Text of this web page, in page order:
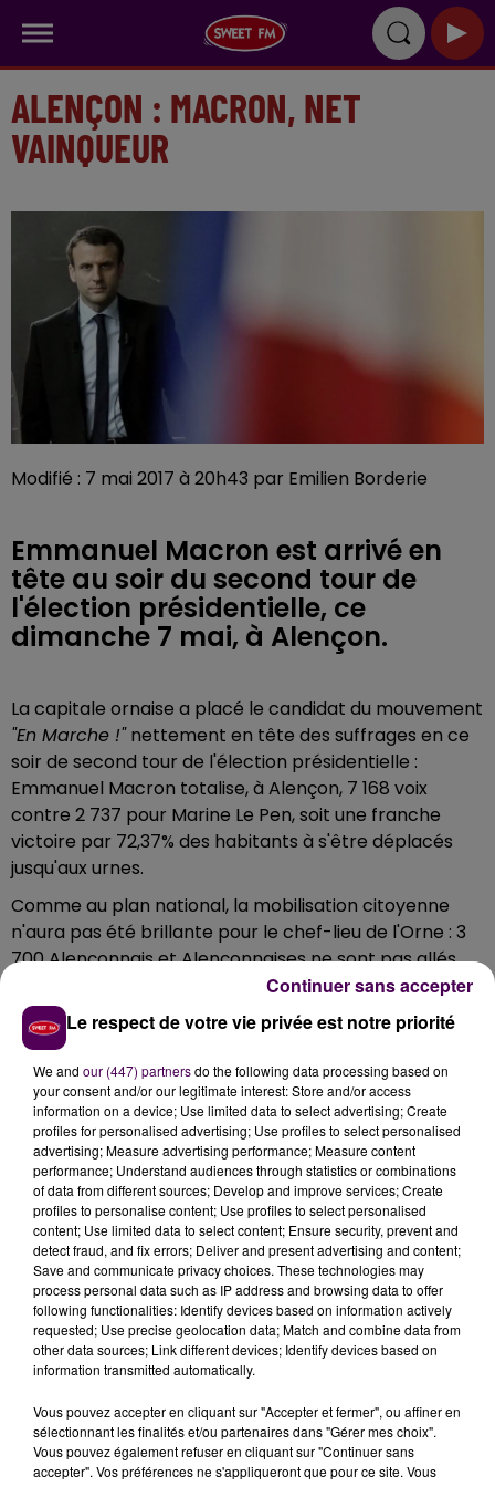
ALENÇON : MACRON, NET
VAINQUEUR
Modifié : 7 mai 2017 à 20h43 par Emilien Borderie
Emmanuel Macron est arrivé en
tête au soir du second tour de
l'élection présidentielle, ce
dimanche 7 mai, à Alençon.
La capitale ornaise a placé le candidat du mouvement
"En Marche !"nettement en tête des suffrages en ce
soir de second tour de l'élection présidentielle :
Emmanuel Macron totalise, à Alençon, 7 168 voix
contre 2 737 pour Marine Le Pen, soit une franche
victoire par 72,37% des habitants à s'être déplacés
jusqu'aux urnes.
Comme au plan national, la mobilisation citoyenne
n'aura pas été brillante pour le chef-lieu de l'Orne : 3
700 Alençonnais et Alençonnaises ne sont pas allés
voter ce dimanche, ce qui représente un taux
d'abstention de 24,24%. Par ailleurs, 191 personnes ont
décidé de voter blanc.
À LA UNE
7 août 2026
Gagnez vos pass pour le V and B Fest' 2026 !
11 juillet 2026
Le respect de votre vie privée est notre priorité
We and our (447) partnersdo the following data processing based on
your consent and/or our legitimate interest: Store and/or access
information on a device; Use limited data to select advertising; Create
profiles for personalised advertising; Use profiles to select personalised
advertising; Measure advertising performance; Measure content
performance; Understand audiences through statistics or combinations
of data from different sources; Develop and improve services; Create
profiles to personalise content; Use profiles to select personalised
content; Use limited data to select content; Ensure security, prevent and
detect fraud, and fix errors; Deliver and present advertising and content;
Save and communicate privacy choices. These technologies may
process personal data such as IP address and browsing data to offer
following functionalities: Identify devices based on information actively
requested; Use precise geolocation data; Match and combine data from
other data sources; Link different devices; Identify devices based on
information transmitted automatically.
Vous pouvez accepter en cliquant sur "Accepter et fermer", ou affiner en
sélectionnant les finalités et/ou partenaires dans "Gérer mes choix".
Vous pouvez également refuser en cliquant sur "Continuer sans
accepter". Vos préférences ne s'appliqueront que pour ce site. Vous
Continuer sans accepter